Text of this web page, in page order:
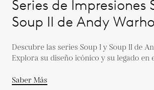
Series de Impresiones
Soup II de Andy
Descubre las series Soup I y Soup II de
Explora su diseño icónico y su legado en
Saber Más